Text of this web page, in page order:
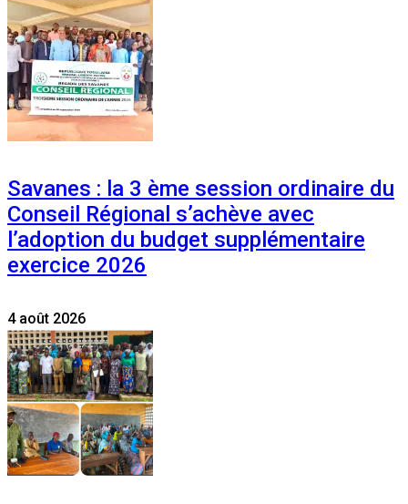
Savanes : la 3 ème session ordinaire du
Conseil Régional s’achève avec
l’adoption du budget supplémentaire
exercice 2026
4 août 2026